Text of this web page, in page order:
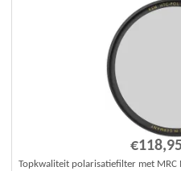
€118,95
Topkwaliteit polarisatiefilter met MRC